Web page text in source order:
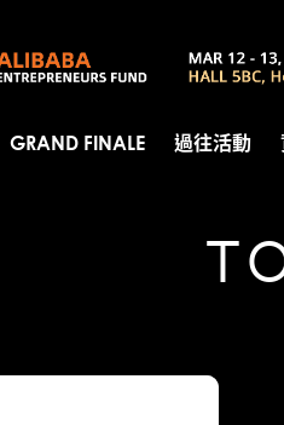
GRAND FINALE 過往活動